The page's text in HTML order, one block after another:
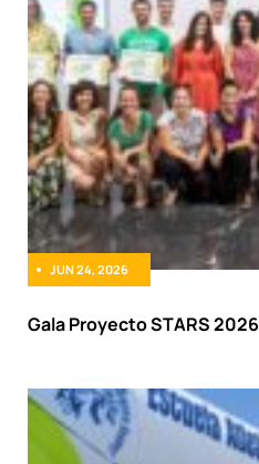
JUN 24, 2026
Gala Proyecto STARS 2026